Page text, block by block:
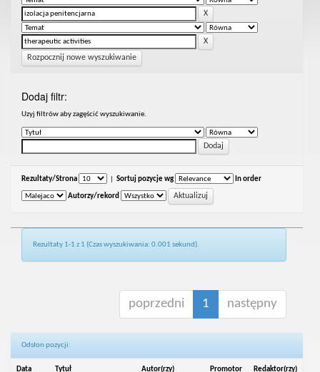
Rozpocznij nowe wyszukiwanie
Dodaj filtr:
Uzyj filtrów aby zagęścić wyszukiwanie.
Rezultaty/Strona Sortuj pozycje wg In order
Autorzy/rekord
Rezultaty 1-1 z 1 (Czas wyszukiwania: 0.001 sekund).
poprzedni 1 następny
Odsłon pozycji:
Data
Tytuł Autor(rzy) Promotor Redaktor(rzy)